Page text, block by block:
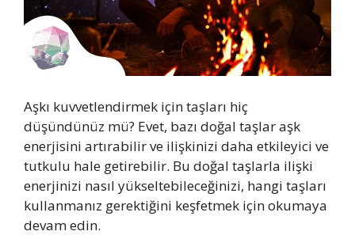
Aşkı kuvvetlendirmek için taşları hiç
düşündünüz mü? Evet, bazı doğal taşlar aşk
enerjisini artırabilir ve ilişkinizi daha etkileyici ve
tutkulu hale getirebilir. Bu doğal taşlarla ilişki
enerjinizi nasıl yükseltebileceğinizi, hangi taşları
kullanmanız gerektiğini keşfetmek için okumaya
devam edin.